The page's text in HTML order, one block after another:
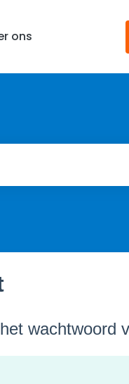
ons
wachtwoord